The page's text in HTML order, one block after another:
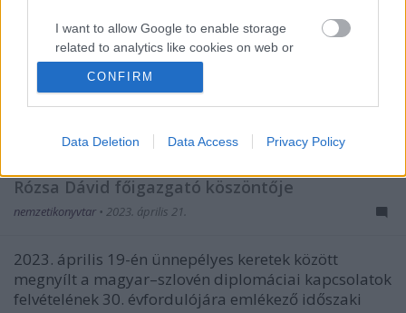
I want to allow Google to enable storage
related to analytics like cookies on web or
device identifiers in apps.
I want to allow Google to enable storage
related to personalization.
I want to allow Google to enable storage
functionality and fraud prevention, and other
user protection.
CONFIRM
Data Deletion Data Access Privacy Policy
Vivat Szlovénia! időszaki kiállítás
Rózsa Dávid főigazgató köszöntője
nemzetikonyvtar • 2023. április 21.
2023. április 19-én ünnepélyes keretek között
megnyílt a magyar–szlovén diplomáciai kapcsolatok
felvételének 30. évfordulójára emlékező időszaki